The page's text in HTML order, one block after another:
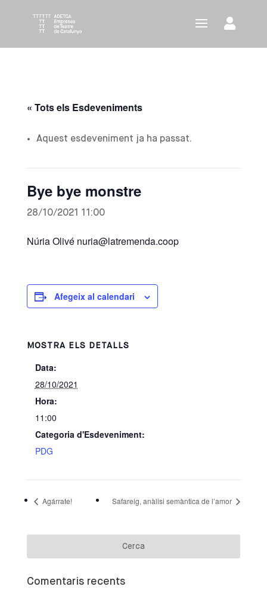
« Tots els Esdeveniments
Aquest esdeveniment ja ha passat.
Bye bye monstre
28/10/2021 11:00
Núria Olivé nuria@latremenda.coop
Afegeix al calendari
MOSTRA ELS DETALLS
Data:
28/10/2021
Hora:
11:00
Categoria d'Esdeveniment:
PDG
Agárrate! Safareig, anàlisi semàntica de l’amor
Comentaris recents